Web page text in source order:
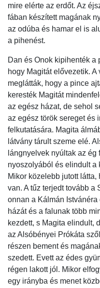
mire elérte az erdőt. Az
fában készített magának
az odúba és hamar el is
a pihenést.
Dan és Onok kipihenték a
hogy Magitát elővezetik.
meglátták, hogy a pince
keresték Magitát
az egész házat, de sehol
az egész török sereget és
felkutatására. Magita
látvány tárult szeme elé.
lángnyelvek nyúltak az
nyoszolyából és elindult a
Mikor közelebb jutott
van. A tűz terjedt tovább a
onnan a Kálmán
házát és a falunak több
kezdett, s Magita elindult,
az Alsóbényei Prókáta
részen bement és
szedett. Evett az édes
régen lakott jól. Mikor
egy irányba és menet